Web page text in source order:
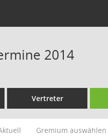
2014
Vertreter
Gremium auswählen